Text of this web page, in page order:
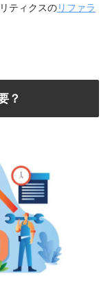
ティクスのリファラ
？